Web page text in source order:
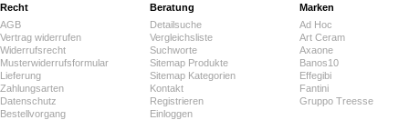
Recht
AGB
Vertrag widerrufen
Widerrufsrecht
Musterwiderrufsformular
Lieferung
Zahlungsarten
Datenschutz
Bestellvorgang
Beratung
Detailsuche
Vergleichsliste
Suchworte
Sitemap Produkte
Sitemap Kategorien
Kontakt
Registrieren
Einloggen
Marken
Ad Hoc
Art Ceram
Axaone
Banos10
Effegibi
Fantini
Gruppo Treesse